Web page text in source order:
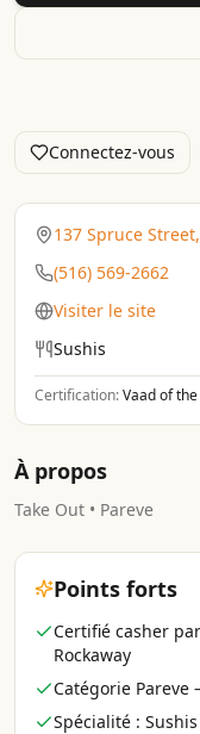
Connectez-vous
137 Spruce
(516) 569-2662
Visiter le site
Sushis
Certification:Vaad of
À propos
Take Out • Pareve
Points forts
Certifié casher
Rockaway
Catégorie Pareve
Spécialité : Sushis